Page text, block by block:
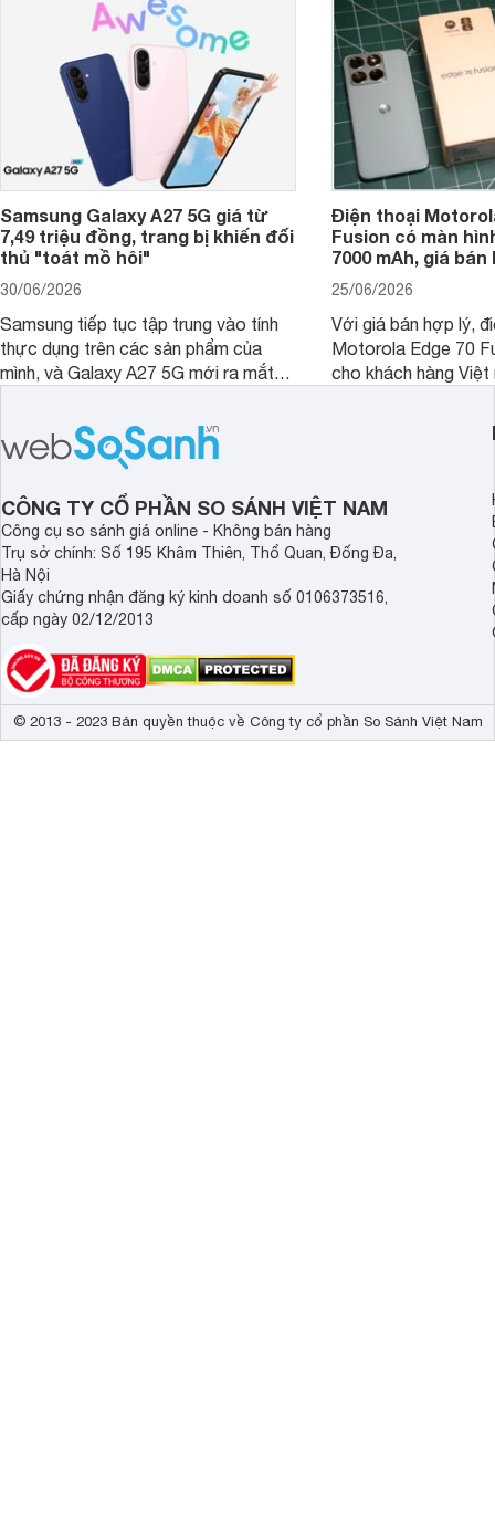
thêm một lựa chọn
người dùng Việt.
Samsung Galaxy A27 5G giá từ
7,49 triệu đồng, trang bị khiến đối
thủ "toát mồ hôi"
30/06/2026
Samsung tiếp tục tập trung vào tính
thực dụng trên các sản phẩm của
mình, và Galaxy A27 5G mới ra mắt
lượng với nhiều trang bị ấn tượng và
độ bền bỉ cho nhu cầu sử dụng lâu
dài.
Điện thoại
Fusion có màn
7000 mAh, giá
25/06/2026
Với giá bán hợp lý,
Motorola Edge 70
cho khách hàng Việt
CÔNG TY CỔ PHẦN SO SÁNH VIỆT NAM
Công cụ so sánh giá online - Không bán hàng
Trụ sở chính: Số 195 Khâm Thiên, Thổ Quan, Đống Đa,
Hà Nội
Giấy chứng nhận đăng ký kinh doanh số 0106373516,
cấp ngày 02/12/2013
© 2013 - 2023 Bản quyền thuộc về Công ty cổ phần So Sánh Việt Nam